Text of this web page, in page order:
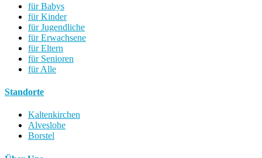
für Babys
für Kinder
für Jugendliche
für Erwachsene
für Eltern
für Senioren
für Alle
Standorte
Kaltenkirchen
Alveslohe
Borstel